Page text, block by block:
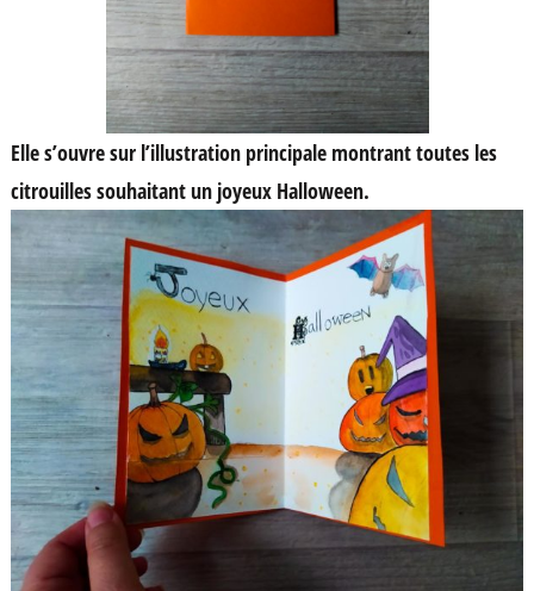
Elle s’ouvre sur l’illustration principale montrant toutes les
citrouilles souhaitant un joyeux Halloween.